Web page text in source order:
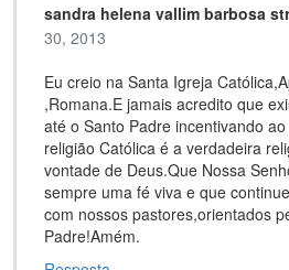
sandra helena vallim barbosa
30, 2013
Eu creio na Santa Igreja
,Romana.E jamais acredito que
até o Santo Padre incentivando
religião Católica é a verdadeira
vontade de Deus.Que Nossa
sempre uma fé viva e que
com nossos pastores,orientados
Padre!Amém.